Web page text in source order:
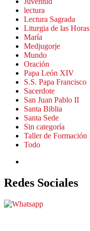
lectura
Lectura Sagrada
Liturgia de las Horas
María
Medjugorje
Mundo
Oración
Papa León XIV
S.S. Papa Francisco
Sacerdote
San Juan Pablo II
Santa Biblia
Santa Sede
Sin categoría
Taller de Formación
Todo
Redes Sociales